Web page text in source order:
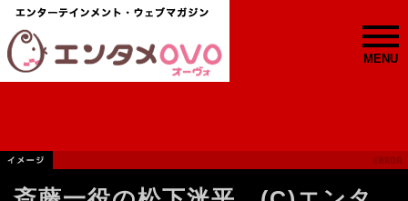
MENU